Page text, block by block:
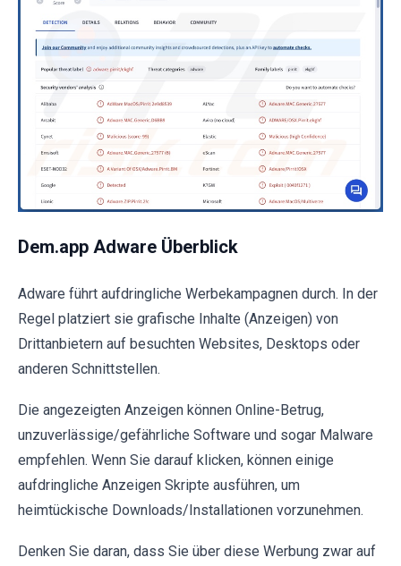
Dem.app Adware Überblick
Adware führt aufdringliche Werbekampagnen durch. In der
Regel platziert sie grafische Inhalte (Anzeigen) von
Drittanbietern auf besuchten Websites, Desktops oder
anderen Schnittstellen.
Die angezeigten Anzeigen können Online-Betrug,
unzuverlässige/gefährliche Software und sogar Malware
empfehlen. Wenn Sie darauf klicken, können einige
aufdringliche Anzeigen Skripte ausführen, um
heimtückische Downloads/Installationen vorzunehmen.
Denken Sie daran, dass Sie über diese Werbung zwar auf